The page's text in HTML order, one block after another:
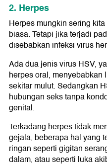
2. Herpes
Herpes mungkin sering
biasa. Tetapi jika terjadi
disebabkan infeksi virus
Ada dua jenis virus HSV,
herpes oral,
sekitar mulut. Sedangkan
hubungan seks tanpa
genital.
Terkadang herpes tidak
gejala, beberapa hal yang
ringan seperti gigitan
dalam, atau seperti luka